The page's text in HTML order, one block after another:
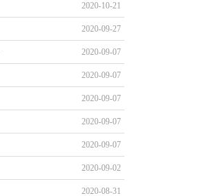
2020-10-21
2020-09-27
2020-09-07
2020-09-07
2020-09-07
2020-09-07
2020-09-07
2020-09-02
2020-08-31